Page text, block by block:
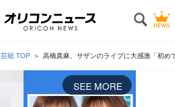
芸能 TOP 高橋真麻、サザンのライブに大感激「初め
SEE MORE